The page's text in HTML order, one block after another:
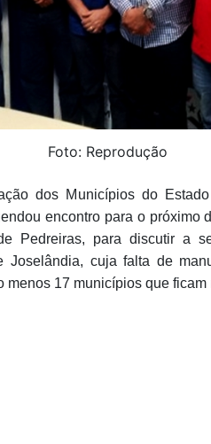
Foto: Reprodução
dos Municípios do
encontro para o próximo
Pedreiras, para discutir a
Joselândia, cuja falta de
menos 17 municípios que ficam